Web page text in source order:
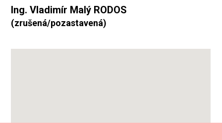
Ing. Vladimír Malý RODOS
(zrušená/pozastavená)